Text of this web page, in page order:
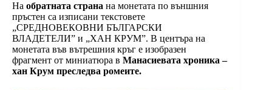
На обратната страна на монетата по външния
пръстен са изписани текстовете
„СРЕДНОВЕКОВНИ БЪЛГАРСКИ
ВЛАДЕТЕЛИ” и „ХАН КРУМ”. В центъра на
монетата във вътрешния кръг е изобразен
фрагмент от миниатюра в Манасиевата хроника –
хан Крум преследва ромеите.